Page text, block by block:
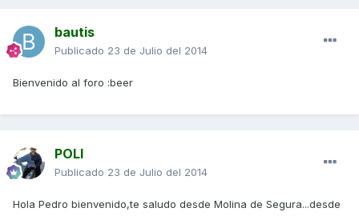
bautis
Publicado 23 de Julio del 2014
Bienvenido al foro :beer
POLI
Publicado 23 de Julio del 2014
Hola Pedro bienvenido,te saludo desde Molina de Segura...desde